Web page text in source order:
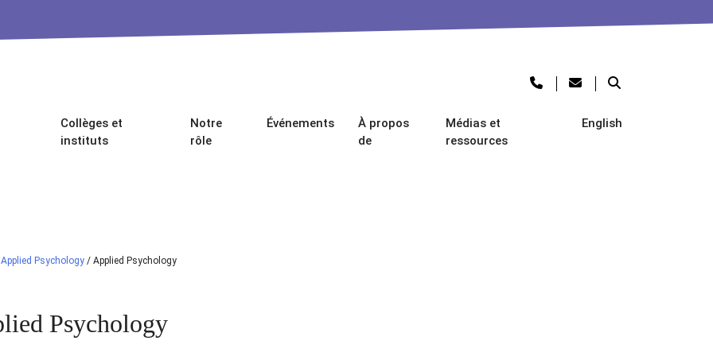
Collèges et
instituts
Notre
rôle
Événements
À propos
de
Médias et
ressources
English
Applied Psychology / Applied Psychology
Psychology